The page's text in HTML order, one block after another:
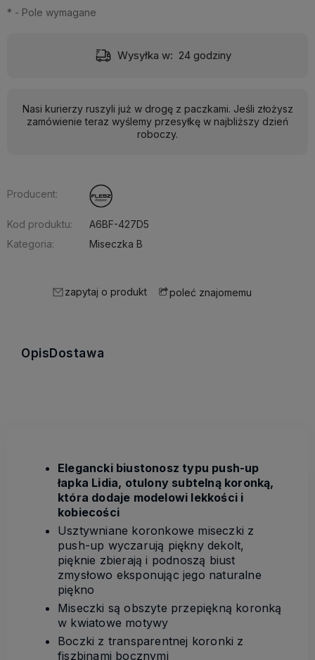
* - Pole wymagane
Wysyłka w: 24 godziny
Nasi kurierzy ruszyli już w drogę z paczkami. Jeśli złożysz
zamówienie teraz wyślemy przesyłkę w najbliższy dzień
roboczy.
Producent:
Kod produktu:
A6BF-427D5
Kategoria:
Miseczka B
zapytaj o produkt poleć znajomemu
Opis Dostawa
Elegancki biustonosz typu push-up
łapka Lidia, otulony subtelną koronką,
która dodaje modelowi lekkości i
kobiecości
Usztywniane koronkowe miseczki z
push-up wyczarują piękny dekolt,
pięknie zbierają i podnoszą biust
zmysłowo eksponując jego naturalne
piękno
Miseczki są obszyte przepiękną koronką
w kwiatowe motywy
Boczki z transparentnej koronki z
fiszbinami bocznymi